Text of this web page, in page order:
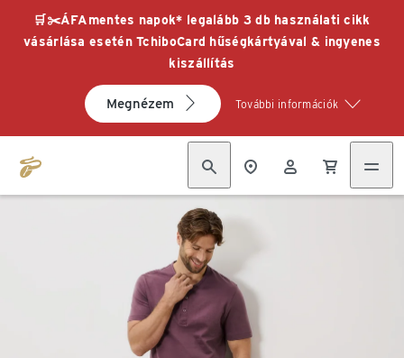
🛒✂️ÁFAmentes napok* legalább 3 db használati cikk
vásárlása esetén TchiboCard hűségkártyával & ingyenes
kiszállítás
Megnézem További információk